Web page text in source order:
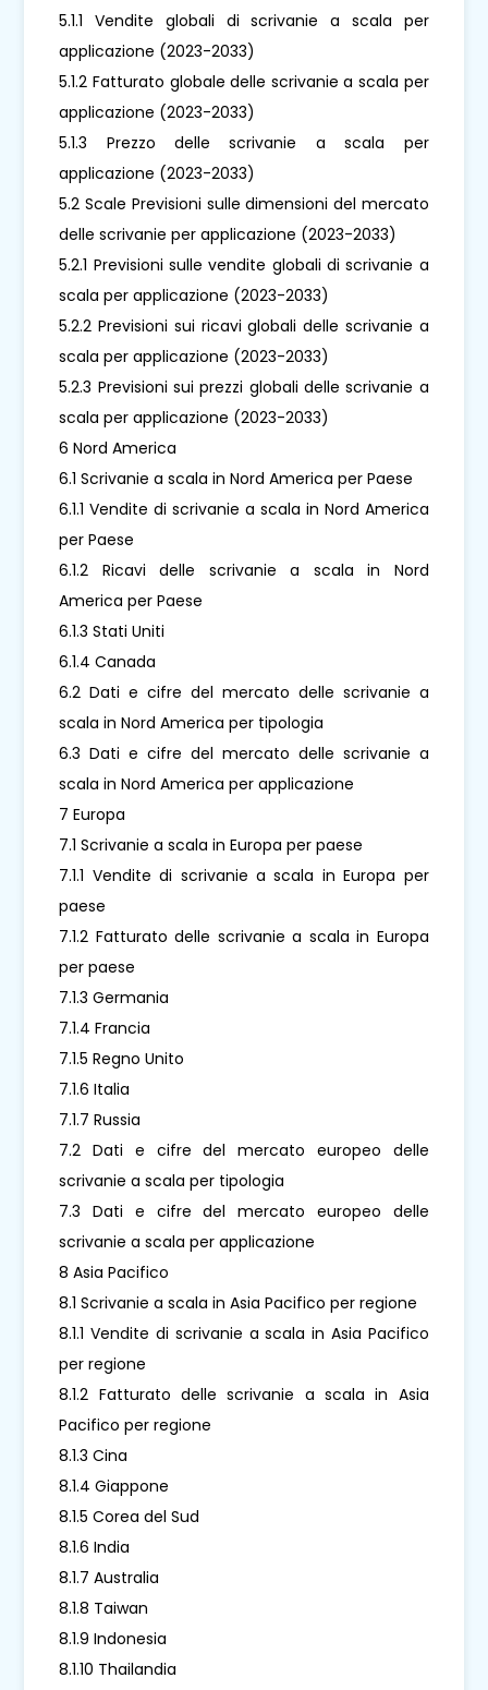
5.1.1 Vendite globali di scrivanie a scala per
applicazione (2023-2033)
5.1.2 Fatturato globale delle scrivanie a scala per
applicazione (2023-2033)
5.1.3 Prezzo delle scrivanie a scala per
applicazione (2023-2033)
5.2 Scale Previsioni sulle dimensioni del mercato
delle scrivanie per applicazione (2023-2033)
5.2.1 Previsioni sulle vendite globali di scrivanie a
scala per applicazione (2023-2033)
5.2.2 Previsioni sui ricavi globali delle scrivanie a
scala per applicazione (2023-2033)
5.2.3 Previsioni sui prezzi globali delle scrivanie a
scala per applicazione (2023-2033)
6 Nord America
6.1 Scrivanie a scala in Nord America per Paese
6.1.1 Vendite di scrivanie a scala in Nord America
per Paese
6.1.2 Ricavi delle scrivanie a scala in Nord
America per Paese
6.1.3 Stati Uniti
6.1.4 Canada
6.2 Dati e cifre del mercato delle scrivanie a
scala in Nord America per tipologia
6.3 Dati e cifre del mercato delle scrivanie a
scala in Nord America per applicazione
7 Europa
7.1 Scrivanie a scala in Europa per paese
7.1.1 Vendite di scrivanie a scala in Europa per
paese
7.1.2 Fatturato delle scrivanie a scala in Europa
per paese
7.1.3 Germania
7.1.4 Francia
7.1.5 Regno Unito
7.1.6 Italia
7.1.7 Russia
7.2 Dati e cifre del mercato europeo delle
scrivanie a scala per tipologia
7.3 Dati e cifre del mercato europeo delle
scrivanie a scala per applicazione
8 Asia Pacifico
8.1 Scrivanie a scala in Asia Pacifico per regione
8.1.1 Vendite di scrivanie a scala in Asia Pacifico
per regione
8.1.2 Fatturato delle scrivanie a scala in Asia
Pacifico per regione
8.1.3 Cina
8.1.4 Giappone
8.1.5 Corea del Sud
8.1.6 India
8.1.7 Australia
8.1.8 Taiwan
8.1.9 Indonesia
8.1.10 Thailandia